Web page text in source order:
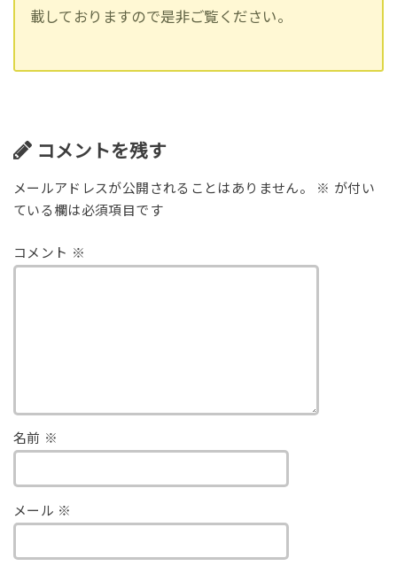
載しておりますので是非ご覧ください。
コメントを残す
メールアドレスが公開されることはありません。 ※ が付い
ている欄は必須項目です
コメント ※
名前 ※
メール ※